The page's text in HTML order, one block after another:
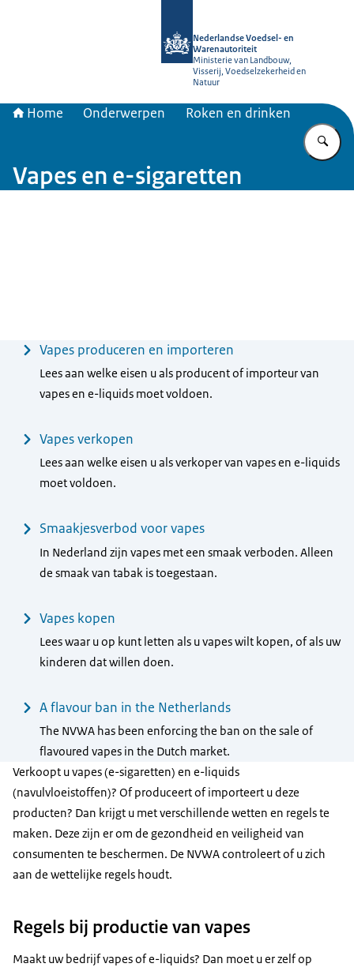
Nederlandse Voedsel- en
Warenautoriteit
Ministerie van Landbouw,
Visserij, Voedselzekerheid en
Natuur
Home Onderwerpen Roken en drinken
Vapes en e-sigaretten
MenuVapes produceren en importeren
Lees aan welke eisen u als producent of importeur van
vapes en e-liquids moet voldoen.
Vapes verkopen
Lees aan welke eisen u als verkoper van vapes en e-liquids
moet voldoen.
Smaakjesverbod voor vapes
In Nederland zijn vapes met een smaak verboden. Alleen
de smaak van tabak is toegestaan.
Vapes kopen
Lees waar u op kunt letten als u vapes wilt kopen, of als uw
kinderen dat willen doen.
A flavour ban in the Netherlands
The NVWA has been enforcing the ban on the sale of
flavoured vapes in the Dutch market.
Verkoopt u vapes (e-sigaretten) en e-liquids
(navulvloeistoffen)? Of produceert of importeert u deze
producten? Dan krijgt u met verschillende wetten en regels te
maken. Deze zijn er om de gezondheid en veiligheid van
consumenten te beschermen. De NVWA controleert of u zich
aan de wettelijke regels houdt.
Regels bij productie van vapes
Maakt uw bedrijf vapes of e-liquids? Dan moet u er zelf op